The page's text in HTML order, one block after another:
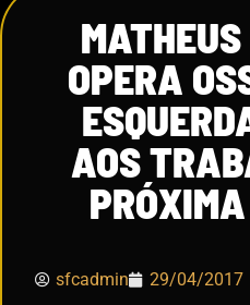
OPERA
AOS
sfcadmin 29/04/2017